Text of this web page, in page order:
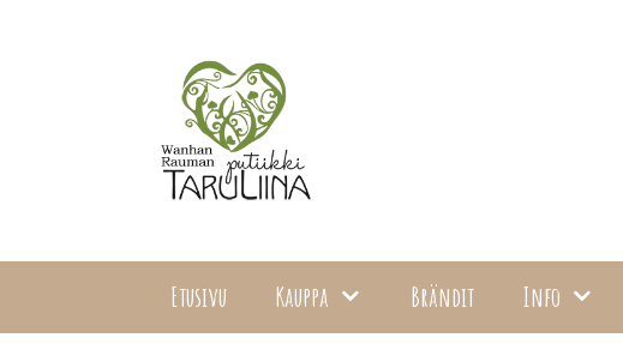
Etusivu Kauppa Brändit Info